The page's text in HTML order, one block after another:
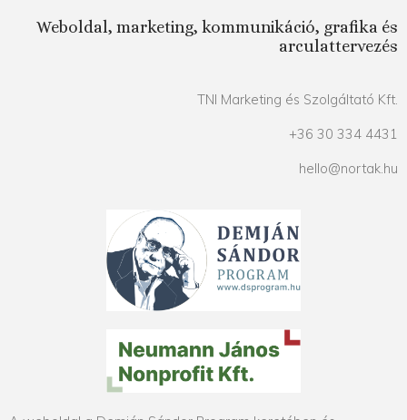
Weboldal, marketing, kommunikáció, grafika és
arculattervezés
TNI Marketing és Szolgáltató Kft.
+36 30 334 4431
hello@nortak.hu